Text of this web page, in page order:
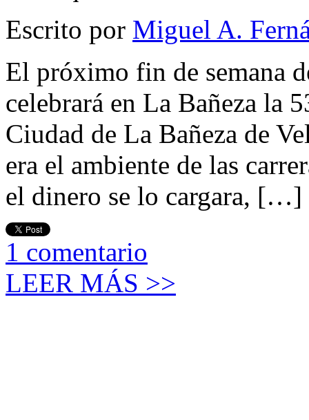
Escrito por Miguel A.
El próximo fin de semana
celebrará en La Bañeza la
Ciudad de La Bañeza de
era el ambiente de las
el dinero se lo cargara, […]
1 comentario
LEER MÁS >>